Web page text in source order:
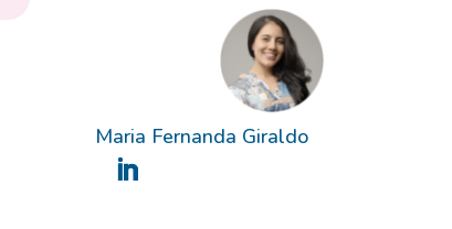
Maria Fernanda Giraldo